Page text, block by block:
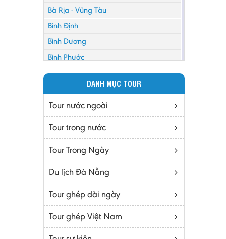
Bà Rịa - Vũng Tàu
Bình Định
Bình Dương
Bình Phước
Bình Thuận
Bắc Giang
Bắc Ninh
Bến Tre
Cà mau
Cao Bằng
Daknông
Đồng Nai
Đồng Tháp
DANH MỤC TOUR
Tour nước ngoài
Tour trong nước
Tour Trong Ngày
Du lịch Đà Nẵng
Tour ghép dài ngày
Tour ghép Việt Nam